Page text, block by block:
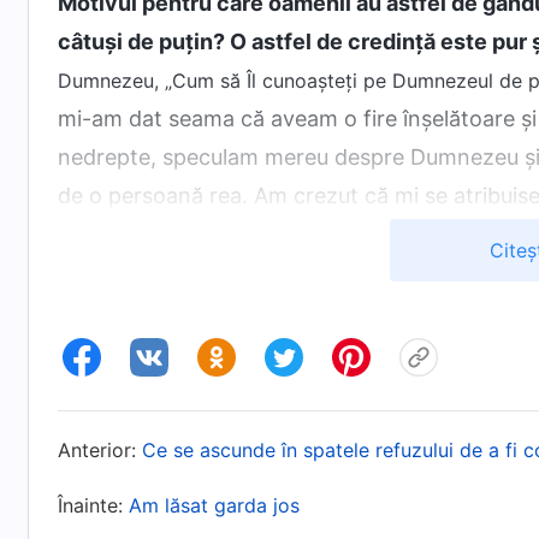
câtuși de puțin? O astfel de credință este pur
Dumnezeu, „Cum să Îl cunoașteți pe Dumnezeul de
mi-am dat seama că aveam o fire înșelătoare
nedrepte, speculam mereu despre Dumnezeu
de o persoană rea. Am crezut că mi se
neînțelegere a Lui. Așa că, atunci când
în biserică, lăsând astfel biserica expusă unui
majoră și probabil aș fi fost eliminată. Având
Anterior: Ce se ascunde în spatele refuzului de a fi
Înainte: Am lăsat garda jos